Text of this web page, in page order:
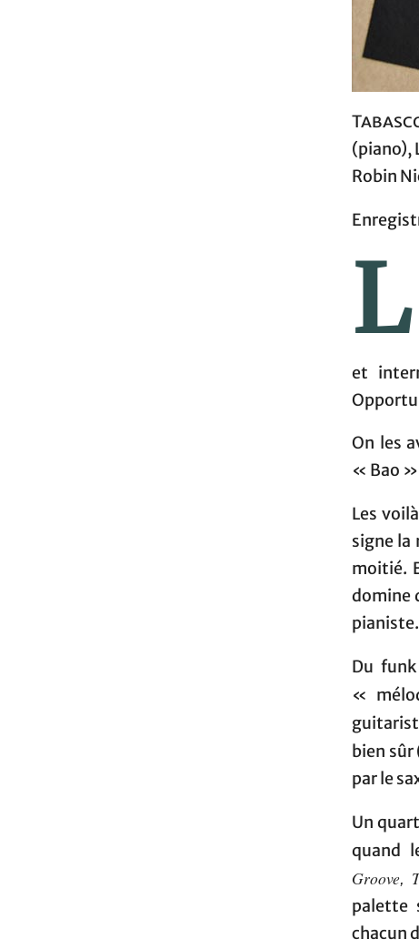
(piano),
Robin
L
et
On les
« Bao »
Les
signe la
moitié.
domine
pianiste.
Du
«
bien sûr
par le
Un
quand
Groove,
palette
chacun